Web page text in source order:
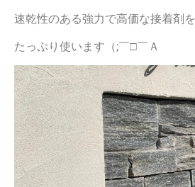
速乾性のある強力で高価な接着剤を
たっぷり使います（;￣□￣Ａ